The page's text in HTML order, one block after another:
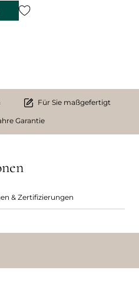
Für Sie maßgefertigt
Garantie
& Zertifizierungen